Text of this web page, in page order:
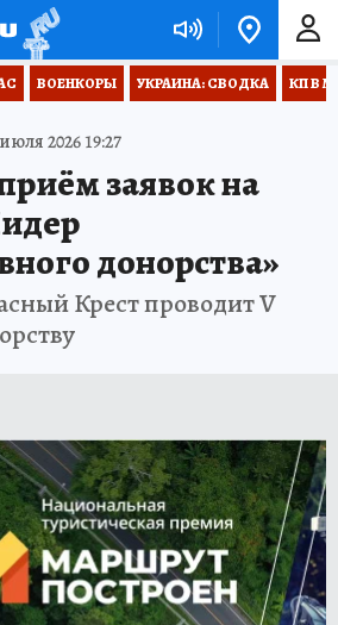
ВОЕНКОРЫ УКРАИНА: СВОДКА КП В
2026 19:27
заявок на
донорства»
Крест проводит V